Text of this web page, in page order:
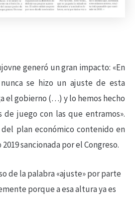
generó un gran impacto: «En
se hizo un ajuste de esta
el gobierno (…) y lo hemos hecho
de juego con las que entramos».
plan económico contenido en
sancionada por el Congreso.
de la palabra «ajuste» por parte
porque a esa altura ya es